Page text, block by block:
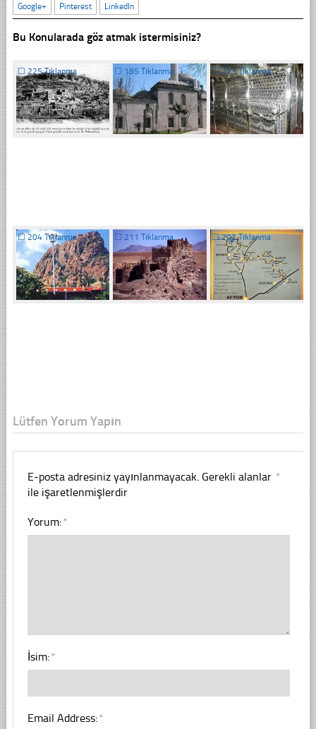
Google+
Pinterest LinkedIn
Bu Konularada göz atmak istermisiniz?
☐ 225 Tıklanma ☐ 185 Tıklanma ☐223 Tıklanma
☐204 Tıklanma ☐ 211 Tıklanma ☐202 Tıklanma
Lütfen Yorum Yapın
E-posta adresiniz yayınlanmayacak. Gerekli alanlar *
ile işaretlenmişlerdir
Yorum:*
İsim:*
Email Address:*